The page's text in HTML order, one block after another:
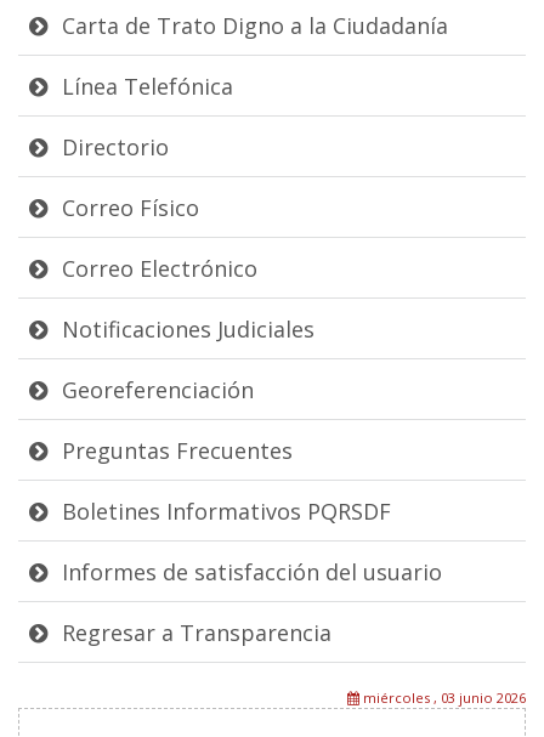
Carta de Trato Digno a la Ciudadanía
Línea Telefónica
Directorio
Correo Físico
Correo Electrónico
Notificaciones Judiciales
Georeferenciación
Preguntas Frecuentes
Boletines Informativos PQRSDF
Informes de satisfacción del usuario
Regresar a Transparencia
miércoles , 03 junio 2026